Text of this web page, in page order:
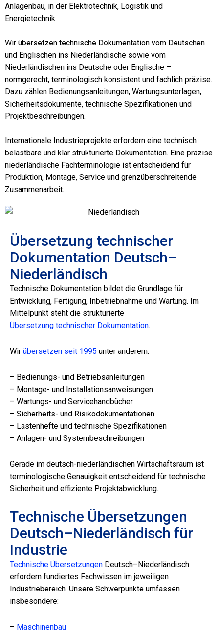
Anlagenbau, in der Elektrotechnik, Logistik und
Energietechnik.
Wir übersetzen technische Dokumentation vom Deutschen
und Englischen ins Niederländische sowie vom
Niederländischen ins Deutsche oder Englische –
normgerecht, terminologisch konsistent und fachlich präzise.
Dazu zählen Bedienungsanleitungen, Wartungsunterlagen,
Sicherheitsdokumente, technische Spezifikationen und
Projektbeschreibungen.
Internationale Industrieprojekte erfordern eine technisch
belastbare und klar strukturierte Dokumentation. Eine präzise
niederländische Fachterminologie ist entscheidend für
Produktion, Montage, Service und grenzüberschreitende
Zusammenarbeit.
Übersetzung technischer
Dokumentation Deutsch–
Niederländisch
Technische Dokumentation bildet die Grundlage für
Entwicklung, Fertigung, Inbetriebnahme und Wartung. Im
Mittelpunkt steht die strukturierte
Übersetzung technischer Dokumentation.
Wir übersetzen seit 1995 unter anderem:
– Bedienungs- und Betriebsanleitungen
– Montage- und Installationsanweisungen
– Wartungs- und Servicehandbücher
– Sicherheits- und Risikodokumentationen
– Lastenhefte und technische Spezifikationen
– Anlagen- und Systembeschreibungen
Gerade im deutsch-niederländischen Wirtschaftsraum ist
terminologische Genauigkeit entscheidend für technische
Sicherheit und effiziente Projektabwicklung.
Technische Übersetzungen
Deutsch–Niederländisch für
Industrie
Technische Übersetzungen Deutsch–Niederländisch
erfordern fundiertes Fachwissen im jeweiligen
Industriebereich. Unsere Schwerpunkte umfassen
insbesondere:
– Maschinenbau